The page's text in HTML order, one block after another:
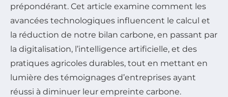
prépondérant. Cet article examine comment les
avancées technologiques influencent le calcul et
la réduction de notre bilan carbone, en passant par
la digitalisation, l’intelligence artificielle, et des
pratiques agricoles durables, tout en mettant en
lumière des témoignages d’entreprises ayant
réussi à diminuer leur empreinte carbone.